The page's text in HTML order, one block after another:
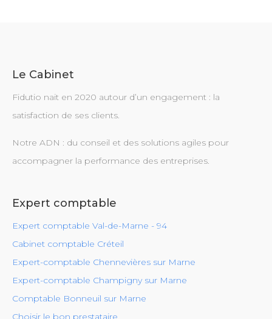
Le Cabinet
Fidutio nait en 2020 autour d’un engagement : la
satisfaction de ses clients.
Notre ADN : du conseil et des solutions agiles pour
accompagner la performance des entreprises.
Expert comptable
Expert comptable Val-de-Marne - 94
Cabinet comptable Créteil
Expert-comptable Chennevières sur Marne
Expert-comptable Champigny sur Marne
Comptable Bonneuil sur Marne
Choisir le bon prestataire